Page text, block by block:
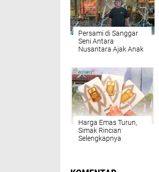
Persami di Sanggar
Seni Antara
Nusantara Ajak Anak
Harga Emas Turun,
Simak Rincian
Selengkapnya